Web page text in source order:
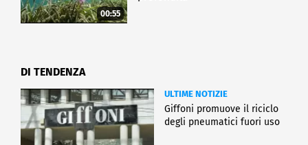
00:55
DI TENDENZA
ULTIME NOTIZIE
Giffoni promuove il riciclo
degli pneumatici fuori uso